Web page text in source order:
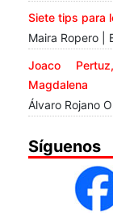
Siete tips para
Maira Ropero |
Joaco
Magdalena
Álvaro Rojano
Síguenos